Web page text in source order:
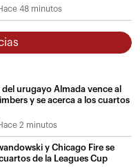
48 minutos
2 minutos
del urugayo Almada vence al
y se acerca a los cuartos
y Chicago Fire se
de la Leagues Cup